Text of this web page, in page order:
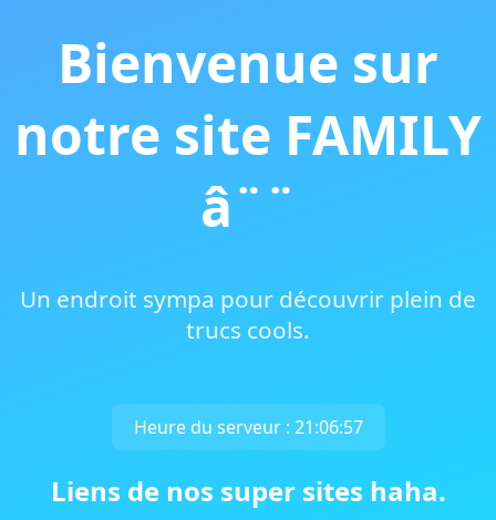
Bienvenue sur
notre site FAMILY
â¨¨
Un endroit sympa pour découvrir plein de
trucs cools.
Heure du serveur : 21:06:57
Liens de nos super sites haha.